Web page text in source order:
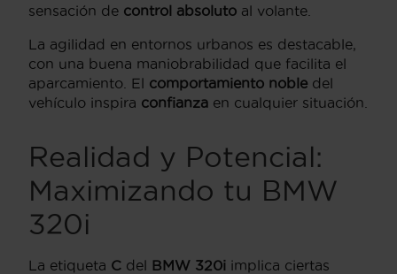
sensación de control absoluto al volante.
La agilidad en entornos urbanos es destacable,
con una buena maniobrabilidad que facilita el
aparcamiento. El comportamiento noble del
vehículo inspira confianza en cualquier situación.
Realidad y Potencial:
Maximizando tu BMW
320i
La etiqueta C del BMW 320i implica ciertas